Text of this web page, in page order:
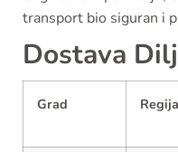
transport bio siguran i
Dostava
Grad Regija